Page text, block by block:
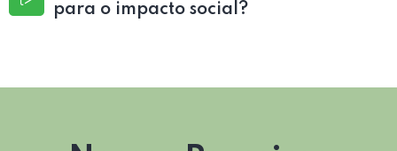
para o impacto social?